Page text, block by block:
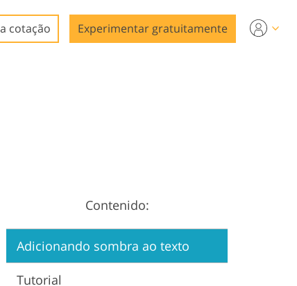
cotação Experimentar gratuitamente
Contenido:
Adicionando sombra ao texto
Tutorial